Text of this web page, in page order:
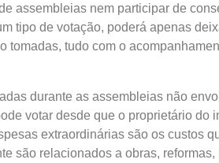
assembleias nem participar de
tipo de votação, poderá apenas
tomadas, tudo com o
durante as assembleias não
votar desde que o proprietário do
extraordinárias são os custos
são relacionados a obras,